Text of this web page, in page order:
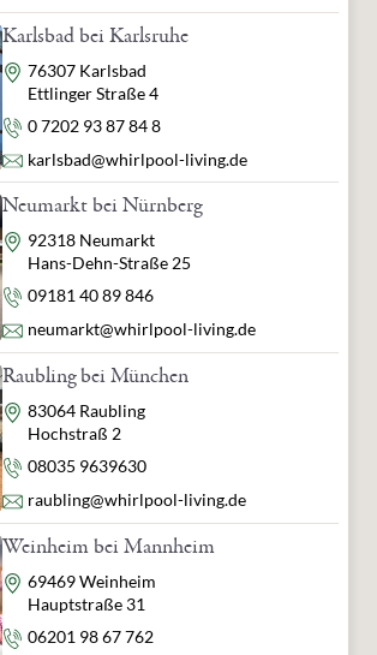
Karlsbad bei Karlsruhe
Adresse
76307 Karlsbad
Ettlinger Straße 4
Telefon
0 7202 93 87 84 8
E-Mail
karlsbad@whirlpool-living.de
Neumarkt bei Nürnberg
Adresse
92318 Neumarkt
Hans-Dehn-Straße 25
Telefon
09181 40 89 846
E-Mail
neumarkt@whirlpool-living.de
Raubling bei München
Adresse
83064 Raubling
Hochstraß 2
Telefon
08035 9639630
E-Mail
raubling@whirlpool-living.de
Weinheim bei Mannheim
Adresse
69469 Weinheim
Hauptstraße 31
Telefon
06201 98 67 762